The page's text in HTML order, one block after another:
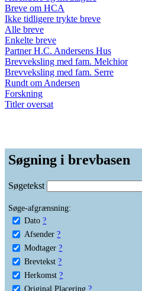
Breve om HCA
Ikke tidligere trykte breve
Alle breve
Enkelte breve
Partner H.C. Andersens Hus
Brevveksling med fam. Melchior
Brevveksling med fam. Serre
Rundt om Andersen
Forskning
Titler oversat
Søgning i brevbasen
Søgetekst
Søge-afgrænsning:
Dato ?
Afsender ?
Modtager ?
Brevtekst ?
Herkomst ?
Original Placering ?